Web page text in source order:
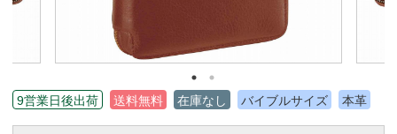
9営業日後出荷 送料無料 在庫なし バイブルサイズ 本革